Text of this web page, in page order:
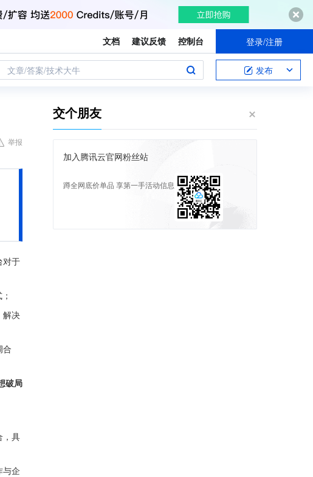
文档 建议反馈 控制台 登录/注册
文章/答案/技术大牛 发布
举报
对于
解决
合
破局
，具
与企
交个朋友
加入腾讯云官网粉丝站
蹲全网底价单品 享第一手活动信息